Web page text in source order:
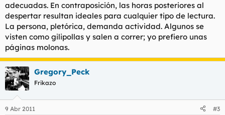
adecuadas. En contraposición, las horas posteriores al
despertar resultan ideales para cualquier tipo de lectura.
La persona, pletórica, demanda actividad. Algunos se
visten como gilipollas y salen a correr; yo prefiero unas
páginas molonas.
Gregory_Peck
Frikazo
9 Abr 2011 #3